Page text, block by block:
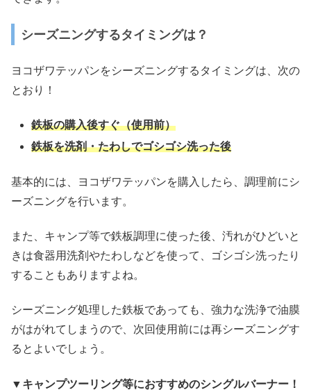
シーズニングするタイミングは？
ヨコザワテッパンをシーズニングするタイミングは、次の
とおり！
鉄板の購入後すぐ（使用前）
鉄板を洗剤・たわしでゴシゴシ洗った後
基本的には、ヨコザワテッパンを購入したら、調理前にシ
ーズニングを行います。
また、キャンプ等で鉄板調理に使った後、汚れがひどいと
きは食器用洗剤やたわしなどを使って、ゴシゴシ洗ったり
することもありますよね。
シーズニング処理した鉄板であっても、強力な洗浄で油膜
がはがれてしまうので、次回使用前には再シーズニングす
るとよいでしょう。
▼キャンプツーリング等におすすめのシングルバーナー！